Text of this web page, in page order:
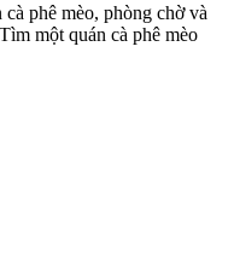
phê mèo, phòng chờ và
một quán cà phê mèo